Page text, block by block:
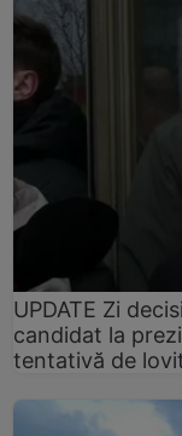
UPDATE Zi
candidat la
tentativă de